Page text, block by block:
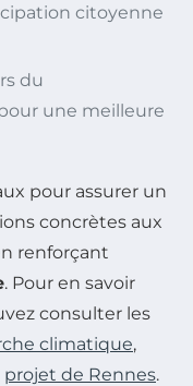
citoyenne
du
une meilleure
pour assurer un
concrètes aux
renforçant
. Pour en savoir
consulter les
climatique,
projet de Rennes.